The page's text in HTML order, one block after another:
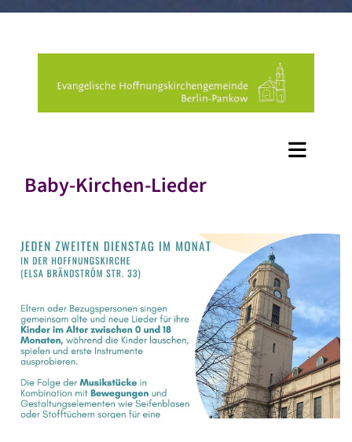
Baby-Kirchen-Lieder